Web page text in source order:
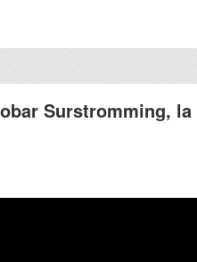
Surstromming,